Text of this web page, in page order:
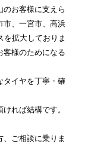
のお客様に支えら
市、一宮市、高浜
を拡大しておりま
客様のためになる
タイヤを丁寧・確
れば結構です。
、ご相談に乗りま